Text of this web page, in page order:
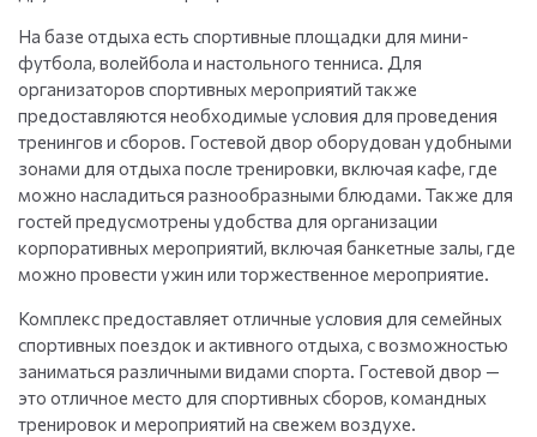
На базе отдыха есть спортивные площадки для мини-
футбола, волейбола и настольного тенниса. Для
организаторов спортивных мероприятий также
предоставляются необходимые условия для проведения
тренингов и сборов. Гостевой двор оборудован удобными
зонами для отдыха после тренировки, включая кафе, где
можно насладиться разнообразными блюдами. Также для
гостей предусмотрены удобства для организации
корпоративных мероприятий, включая банкетные залы, где
можно провести ужин или торжественное мероприятие.
Комплекс предоставляет отличные условия для семейных
спортивных поездок и активного отдыха, с возможностью
заниматься различными видами спорта. Гостевой двор —
это отличное место для спортивных сборов, командных
тренировок и мероприятий на свежем воздухе.